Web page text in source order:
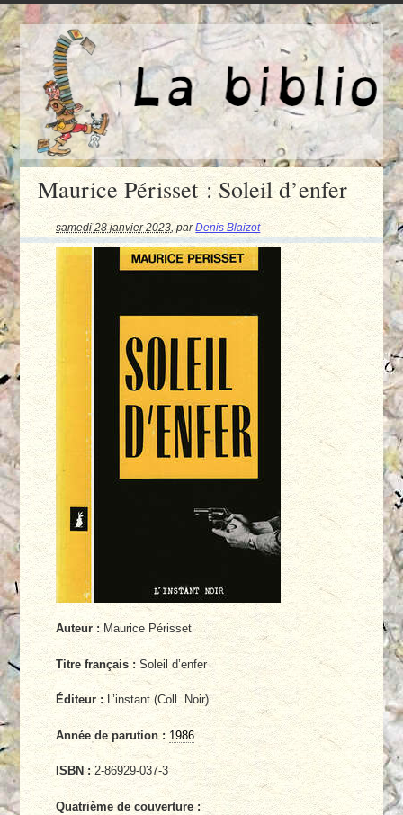
Maurice Périsset : Soleil d’enfer
samedi 28 janvier 2023 ,parDenis Blaizot
Auteur :Maurice Périsset
Titre français : Soleil d’enfer
Éditeur :L’instant (Coll. Noir)
Année de parution : 1986
ISBN :2-86929-037-3
Quatrième de couverture :